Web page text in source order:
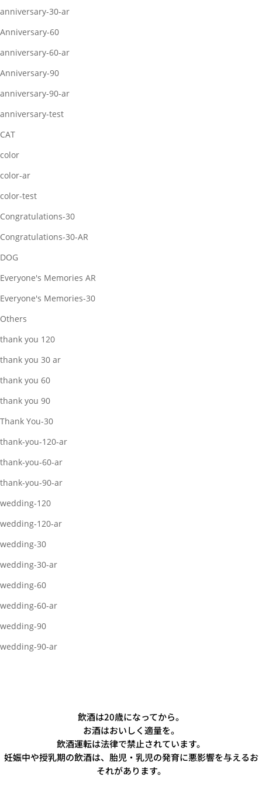
anniversary-30-ar
Anniversary-60
anniversary-60-ar
Anniversary-90
anniversary-90-ar
anniversary-test
CAT
color
color-ar
color-test
Congratulations-30
Congratulations-30-AR
DOG
Everyone's Memories AR
Everyone's Memories-30
Others
thank you 120
thank you 30 ar
thank you 60
thank you 90
Thank You-30
thank-you-120-ar
thank-you-60-ar
thank-you-90-ar
wedding-120
wedding-120-ar
wedding-30
wedding-30-ar
wedding-60
wedding-60-ar
wedding-90
wedding-90-ar
飲酒は20歳になってから。
お酒はおいしく適量を。
飲酒運転は法律で禁止されています。
妊娠中や授乳期の飲酒は、胎児・乳児の発育に悪影響を与えるお
それがあります。